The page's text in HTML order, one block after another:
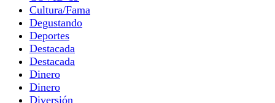
Cultura/Fama
Degustando
Deportes
Destacada
Destacada
Dinero
Dinero
Diversión